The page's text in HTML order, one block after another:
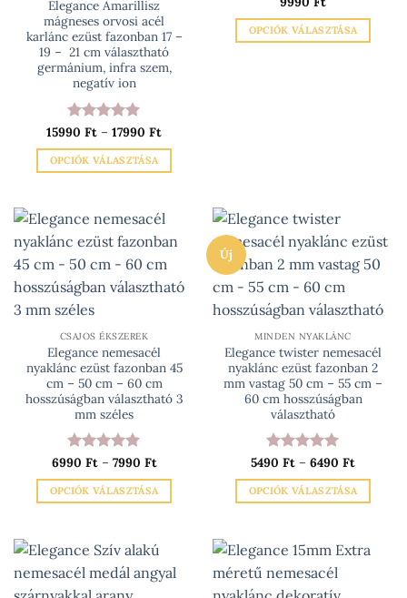
ki
ki
Elegance Amarillisz
mágneses orvosi acél
karlánc ezüst fazonban 17 –
19 – 21 cm választható
germánium, infra szem,
negatív ion
Értékelés:5
/ 5
15990 Ft – 17990 FtÁrtartomány:
-
OPCIÓK VÁLASZTÁSA
terméknek
több
variációja
van.
A
a
termékoldalon
választhatók
ki
/ 5
OPCIÓK VÁLASZTÁSA
termékoldalon
választhatók
ki
CSAJOS ÉKSZEREK
Elegance nemesacél
nyaklánc ezüst fazonban 45
cm – 50 cm – 60 cm
hosszúságban választható 3
mm széles
Értékelés:5
/ 5
6990 Ft – 7990 FtÁrtartomány:
-
7990 Ft
OPCIÓK VÁLASZTÁSA
terméknek
több
variációja
Új
MINDEN NYAKLÁNC
Elegance twister nemesacél
nyaklánc ezüst fazonban 2
mm vastag 50 cm – 55 cm –
60 cm hosszúságban
választható
Értékelés:5
/ 5
5490 Ft – 6490 Ft
-
6490 Ft
OPCIÓK VÁLASZTÁSA
terméknek
több
variációja